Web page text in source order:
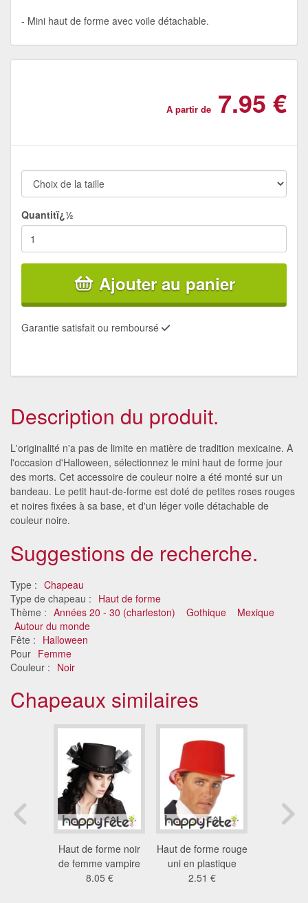
Mini haut de forme avec voile détachable.
A partir de 7.95 €
Quantitï¿½
Ajouter au panier
Garantie satisfait ou remboursé
Description du produit.
L'originalité n'a pas de limite en matière de tradition mexicaine. A
l'occasion d'Halloween, sélectionnez le mini haut de forme jour
des morts. Cet accessoire de couleur noire a été monté sur un
bandeau. Le petit haut-de-forme est doté de petites roses rouges
et noires fixées à sa base, et d'un léger voile détachable de
couleur noire.
Suggestions de recherche.
Type : Chapeau
Type de chapeau : Haut de forme
Thème : Années 20 - 30 (charleston) Gothique
Mexique
Autour du monde
Fête : Halloween
Pour Femme
Couleur : Noir
Chapeaux similaires
Haut de forme noir
de femme vampire
8.05 €
Haut de forme rouge
uni en plastique
2.51 €